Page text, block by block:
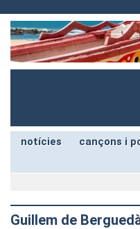
notícies cançons i
Guillem de